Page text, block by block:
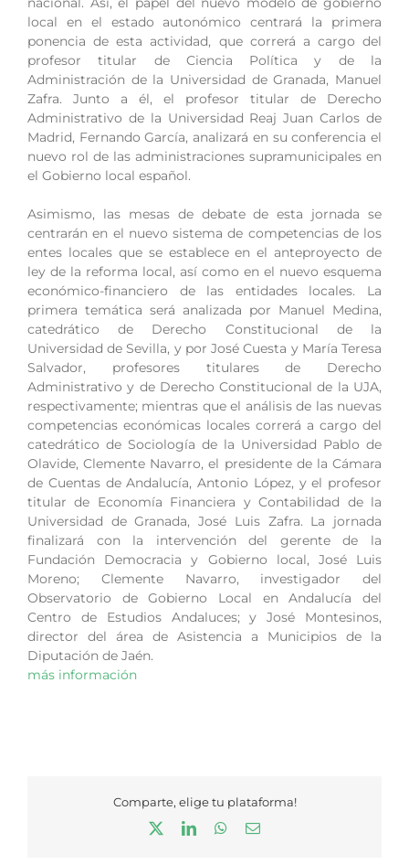
local en el estado autonómico centrará la primera
ponencia de esta actividad, que correrá a cargo del
profesor titular de Ciencia Política y de la
Administración de la Universidad de Granada, Manuel
Zafra. Junto a él, el profesor titular de Derecho
Administrativo de la Universidad Reaj Juan Carlos de
Madrid, Fernando García, analizará en su conferencia el
nuevo rol de las administraciones supramunicipales en
el Gobierno local español.
Asimismo, las mesas de debate de esta jornada se
centrarán en el nuevo sistema de competencias de los
entes locales que se establece en el anteproyecto de
ley de la reforma local, así como en el nuevo esquema
económico-financiero de las entidades locales. La
primera temática será analizada por Manuel Medina,
catedrático de Derecho Constitucional de la
Universidad de Sevilla, y por José Cuesta y María Teresa
Salvador, profesores titulares de Derecho
Administrativo y de Derecho Constitucional de la UJA,
respectivamente; mientras que el análisis de las nuevas
competencias económicas locales correrá a cargo del
catedrático de Sociología de la Universidad Pablo de
Olavide, Clemente Navarro, el presidente de la Cámara
de Cuentas de Andalucía, Antonio López, y el profesor
titular de Economía Financiera y Contabilidad de la
Universidad de Granada, José Luis Zafra. La jornada
finalizará con la intervención del gerente de la
Fundación Democracia y Gobierno local, José Luis
Moreno; Clemente Navarro, investigador del
Observatorio de Gobierno Local en Andalucía del
Centro de Estudios Andaluces; y José Montesinos,
director del área de Asistencia a Municipios de la
Diputación de Jaén.
más información
Comparte, elige tu plataforma!
LinkedInWhatsApp
Correo